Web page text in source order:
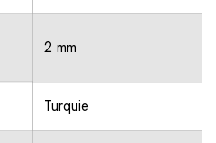
2 mm
Turquie